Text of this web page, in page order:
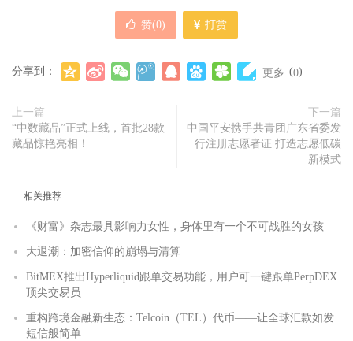
赞(0) 打赏
分享到： 更多 (0)
上一篇
“中数藏品”正式上线，首批28款
藏品惊艳亮相！
下一篇
中国平安携手共青团广东省委发
行注册志愿者证 打造志愿低碳
新模式
相关推荐
《财富》杂志最具影响力女性，身体里有一个不可战胜的女孩
大退潮：加密信仰的崩塌与清算
BitMEX推出Hyperliquid跟单交易功能，用户可一键跟单PerpDEX
顶尖交易员
重构跨境金融新生态：Telcoin（TEL）代币——让全球汇款如发
短信般简单